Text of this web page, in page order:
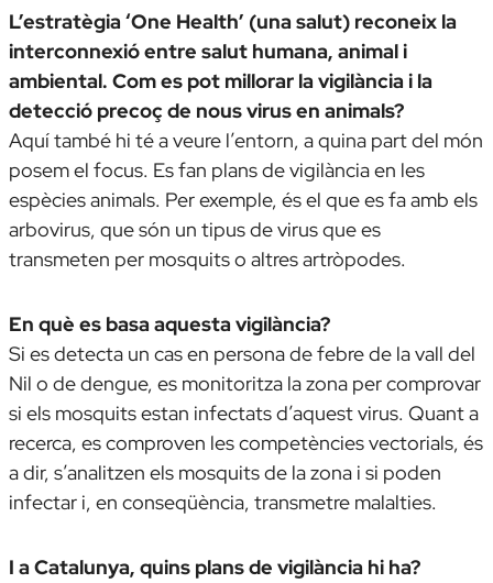
L’estratègia ‘One Health’ (una salut) reconeix la
interconnexió entre salut humana, animal i
ambiental. Com es pot millorar la vigilància i la
detecció precoç de nous virus en animals?
Aquí també hi té a veure l’entorn, a quina part del món
posem el focus. Es fan plans de vigilància en les
espècies animals. Per exemple, és el que es fa amb els
arbovirus, que són un tipus de virus que es
transmeten per mosquits o altres artròpodes.
En què es basa aquesta vigilància?
Si es detecta un cas en persona de febre de la vall del
Nil o de dengue, es monitoritza la zona per comprovar
si els mosquits estan infectats d’aquest virus. Quant a
recerca, es comproven les competències vectorials, és
a dir, s’analitzen els mosquits de la zona i si poden
infectar i, en conseqüència, transmetre malalties.
I a Catalunya, quins plans de vigilància hi ha?